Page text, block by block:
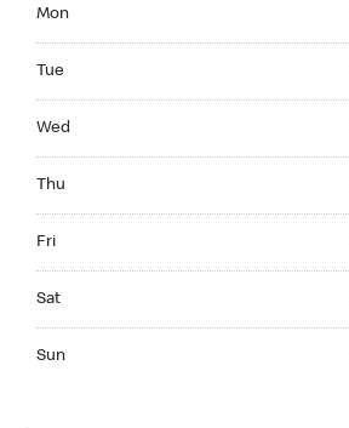
Mon
Tue
Wed
Thu
Fri
Sat
Sun